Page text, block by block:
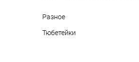
Разное
Тюбетейки